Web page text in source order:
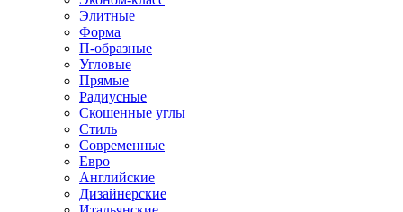
Элитные
Форма
П-образные
Угловые
Прямые
Радиусные
Скошенные углы
Стиль
Современные
Евро
Английские
Дизайнерские